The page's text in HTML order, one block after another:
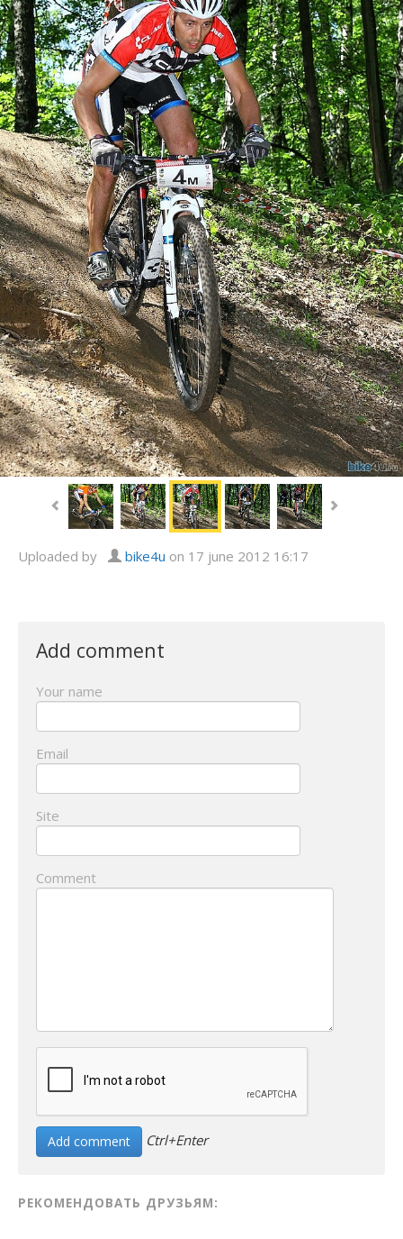
Uploaded by bike4u on 17 june 2012 16:17
Add comment
Your name
Email
Site
Comment
Ctrl+Enter
РЕКОМЕНДОВАТЬ ДРУЗЬЯМ: